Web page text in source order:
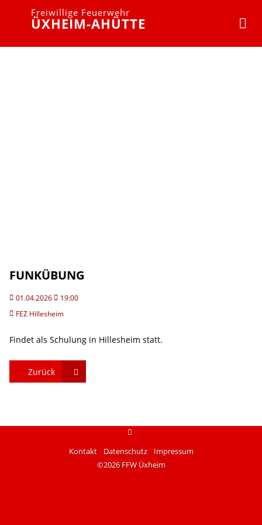
Freiwillige Feuerwehr
ÜXHEIM-AHÜTTE
FUNKÜBUNG
01.04.2026
19:00
FEZ Hillesheim
Findet als Schulung in Hillesheim statt.
Zurück
instagram
Kontakt
Datenschutz
Impressum
©2026 FFW Üxheim